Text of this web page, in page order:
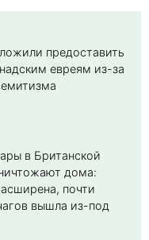
предоставить
евреям из-за
в Британской
дома:
почти
вышла из-под